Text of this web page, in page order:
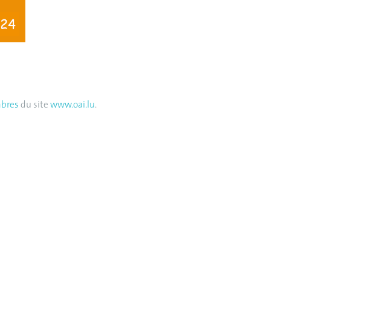
du site www.oai.lu.